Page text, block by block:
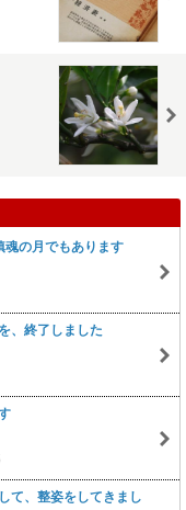
の月でもあります
、終了しました
て、整姿をしてきまし